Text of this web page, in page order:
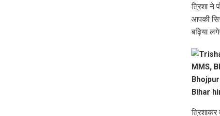
त्रिशा ने
आपकी
बढ़िया